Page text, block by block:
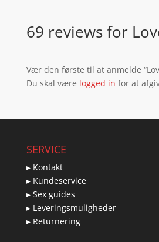
69 reviews for
Vær den første til at anmelde
Du skal være logged in for at
SERVICE
▸ Kontakt
▸ Kundeservice
▸ Sex guides
▸ Leveringsmuligheder
▸ Returnering